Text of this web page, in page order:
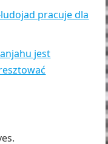
pracuje dla
jest